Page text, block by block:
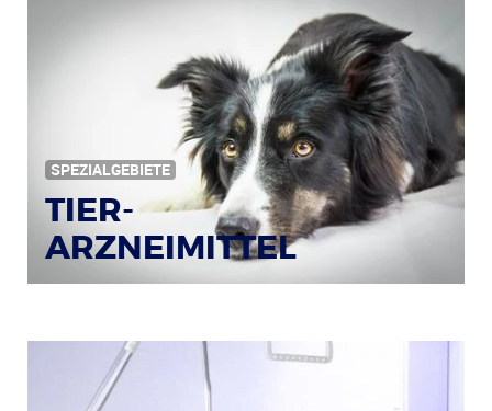
SPEZIALGEBIETE
TIER-
ARZNEIMITTEL